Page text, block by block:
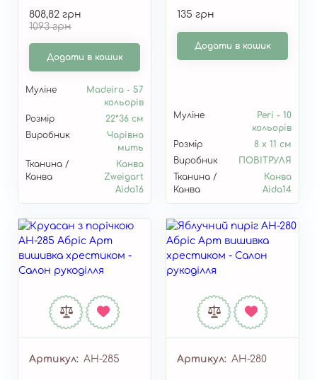
808,82 грн
1093 грн
Додати в кошик
Муліне
Madeira - 57
кольорів
Розмір
22*36 см
Виробник
Чарівна
мить
Тканина /
Канва
Канва
Zweigart
Aida16
135 грн
Додати в кошик
Муліне
Peri - 10
кольорів
Розмір
8 х 11 см
Виробник
ПОВІТРУЛЯ
Тканина /
Канва
Канва
Aida14
Артикул AH-285 Артикул AH-280